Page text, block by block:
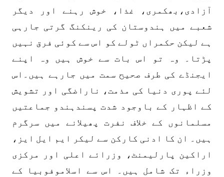
آزادی،بھکمری، غذا، خوش رہنے اور دیگر
شعبے میں ہندوستان کی رینکنگ گرتی جارہی
ہے لیکن حکمراں ٹولے کو اس سے کوئی فرق نہیں
پڑتا۔ وہ تو اس بات سے خوش ہیں وہ اپنے
ایجنڈے کی طرف صحیح سمت میں جارہے ہیں۔اس
لئے پوری دنیا کی مذمت، ناراضگی اور تشویش
کے اظہار کے باوجود شدت پسندہندو جماعتیں
مسلمانوں کے خلاف نفرت پھیلانے میں سرگرم
ہیں۔ ان کا ادنی کارکن سے لیکر ایم ایل ایز،
اراکین پارلیمنٹ، وزرائے اعلی اور مرکزی
وزراء تک شامل ہیں۔ اس سے اسلاموفوبیا کے